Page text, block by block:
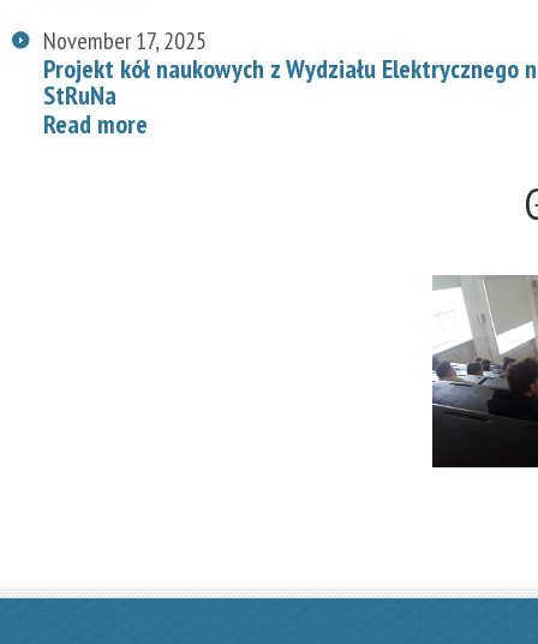
November 17, 2025
Projekt kół naukowych z Wydziału
StRuNa
Read more